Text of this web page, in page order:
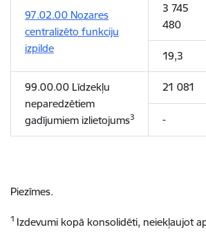
97.02.00 Nozares
centralizēto funkciju
izpilde
3 745
480
19,3
99.00.00 Līdzekļu
neparedzētiem
gadījumiem izlietojums3
21 081
-
Piezīmes.
1 Izdevumi kopā konsolidēti, neiekļaujot